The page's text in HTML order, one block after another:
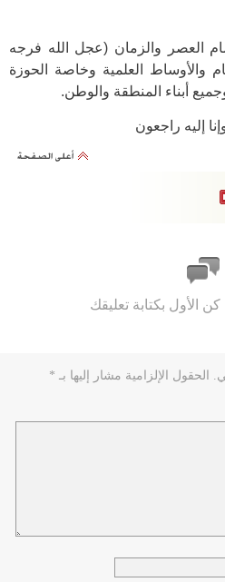
العصر والزمان (عجل الله فرجه
والأوساط العلمية وخاصة الحوزة
أبناء المنطقة والوطن.
إليه راجعون
كن الأول بكتابة تعليقك
الحقول الإلزامية مشار إليها بـ *